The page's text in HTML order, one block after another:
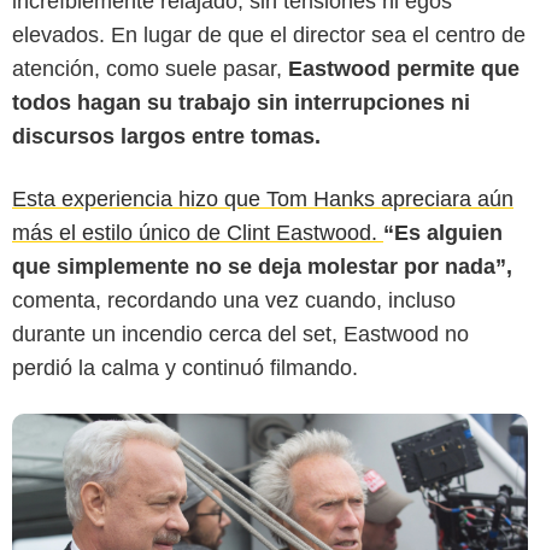
elevados. En lugar de que el director sea el centro de
atención, como suele pasar, Eastwood permite que
todos hagan su trabajo sin interrupciones ni
discursos largos entre tomas.
Esta experiencia hizo que Tom Hanks apreciara aún
más el estilo único de Clint Eastwood. “Es alguien
que simplemente no se deja molestar por nada”,
comenta, recordando una vez cuando, incluso
durante un incendio cerca del set, Eastwood no
perdió la calma y continuó filmando.
Uppers